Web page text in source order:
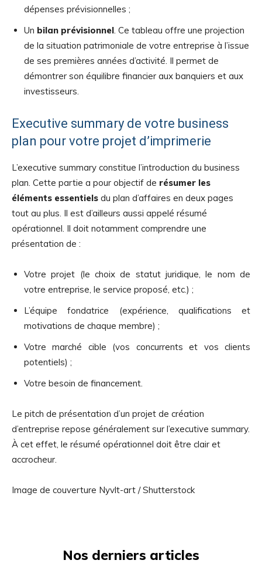
dépenses prévisionnelles ;
Un bilan prévisionnel . Ce tableau offre une projection
de la situation patrimoniale de votre entreprise à l’issue
de ses premières années d’activité. Il permet de
démontrer son équilibre financier aux banquiers et aux
investisseurs.
Executive summary de votre business
plan pour votre projet d’imprimerie
L’executive summary constitue l’introduction du business
plan. Cette partie a pour objectif de résumer les
éléments essentiels du plan d’affaires en deux pages
tout au plus. Il est d’ailleurs aussi appelé résumé
opérationnel. Il doit notamment comprendre une
présentation de :
Votre projet (le choix de statut juridique, le nom de
votre entreprise, le service proposé, etc.) ;
L’équipe fondatrice (expérience, qualifications et
motivations de chaque membre) ;
Votre marché cible (vos concurrents et vos clients
potentiels) ;
Votre besoin de financement.
Le pitch de présentation d’un projet de création
d’entreprise repose généralement sur l’executive summary.
À cet effet, le résumé opérationnel doit être clair et
accrocheur.
Image de couverture Nyvlt-art / Shutterstock
Nos derniers articles